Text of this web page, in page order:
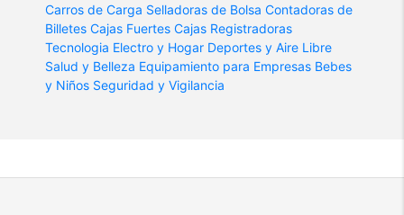
Carros de Carga Selladoras de Bolsa Contadoras de
Billetes Cajas Fuertes Cajas Registradoras
Tecnologia Electro y Hogar Deportes y Aire Libre
Salud y Belleza Equipamiento para Empresas Bebes
y Niños Seguridad y Vigilancia